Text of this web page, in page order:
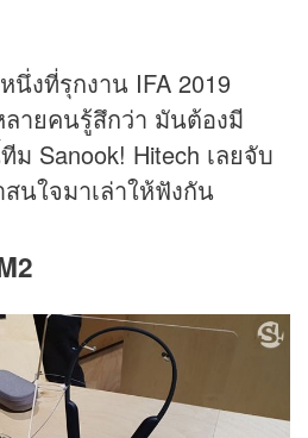
นึ่งที่รุกงาน IFA 2019
ลายคนรู้สึกว่า มันต้องมี
Sanook! Hitech เลยจับ
นใจมาเล่าให้ฟังกัน